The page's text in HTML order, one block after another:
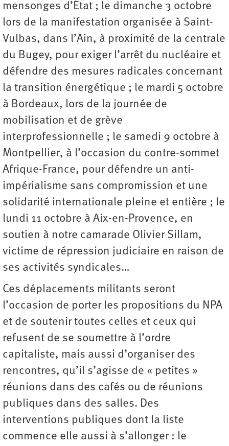
mensonges d’État ; le dimanche 3 octobre
lors de la manifestation organisée à Saint-
Vulbas, dans l’Ain, à proximité de la centrale
du Bugey, pour exiger l’arrêt du nucléaire et
défendre des mesures radicales concernant
la transition énergétique ; le mardi 5 octobre
à Bordeaux, lors de la journée de
mobilisation et de grève
interprofessionnelle ; le samedi 9 octobre à
Montpellier, à l’occasion du contre-sommet
Afrique-France, pour défendre un anti-
impérialisme sans compromission et une
solidarité internationale pleine et entière ; le
lundi 11 octobre à Aix-en-Provence, en
soutien à notre camarade Olivier Sillam,
victime de répression judiciaire en raison de
ses activités syndicales…
Ces déplacements militants seront
l’occasion de porter les propositions du NPA
et de soutenir toutes celles et ceux qui
refusent de se soumettre à l’ordre
capitaliste, mais aussi d’organiser des
rencontres, qu’il s’agisse de « petites »
réunions dans des cafés ou de réunions
publiques dans des salles. Des
interventions publiques dont la liste
commence elle aussi à s’allonger : le